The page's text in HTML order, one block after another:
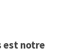
est notre